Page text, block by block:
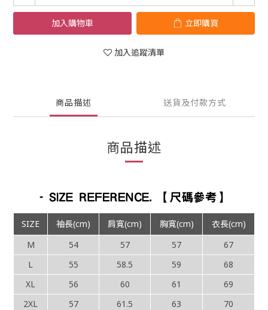
加入購物車 立即購買
加入追蹤清單
商品描述 送貨及付款方式
商品描述
SIZE 袖長(cm) 肩寬(cm) 胸寬(cm)
衣長(cm)
M
54 57 57
67
L
55 58.5 59
68
XL
56 60 61
69
2XL
57 61.5 63
70